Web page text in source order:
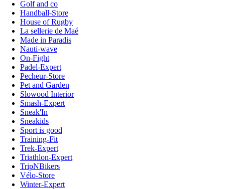
Golf and co
Handball-Store
House of Rugby
La sellerie de Maé
Made in Paradis
Nauti-wave
On-Fight
Padel-Expert
Pecheur-Store
Pet and Garden
Slowood Interior
Smash-Expert
Sneak'In
Sneakids
Sport is good
Training-Fit
Trek-Expert
Triathlon-Expert
TripNBikers
Vélo-Store
Winter-Expert